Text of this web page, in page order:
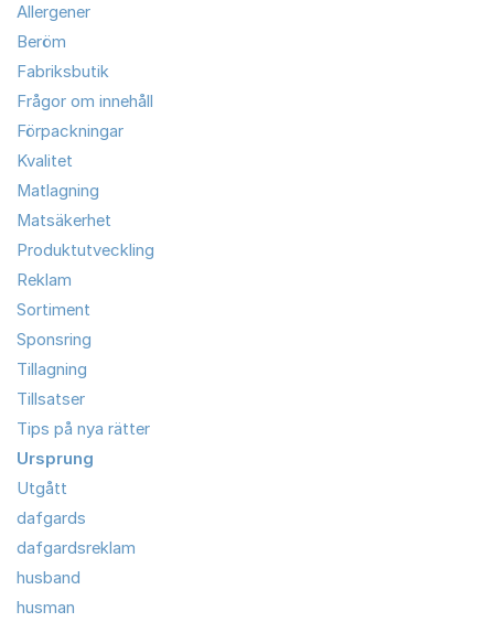
Allergener
Beröm
Fabriksbutik
Frågor om innehåll
Förpackningar
Kvalitet
Matlagning
Matsäkerhet
Produktutveckling
Reklam
Sortiment
Sponsring
Tillagning
Tillsatser
Tips på nya rätter
Ursprung
Utgått
dafgards
dafgardsreklam
husband
husman